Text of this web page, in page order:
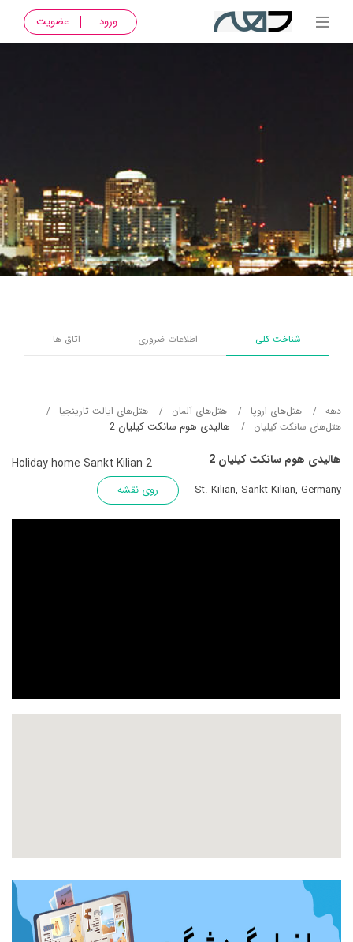
ورود عضویت
شناخت کلی اطلاعات ضروری اتاق ها
دهه هتل‌های اروپا هتل‌های آلمان
هتل‌های ایالت تارینجیا
هتل‌های سانکت کیلیان
هالیدی هوم سانکت کیلیان 2
هالیدی هوم سانکت کیلیان 2 Holiday home Sankt Kilian 2
St. Kilian, Sankt Kilian, Germany روی نقشه